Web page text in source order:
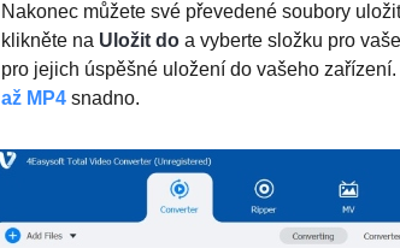
Nakonec můžete své převedené soubory
klikněte na Uložit do a vyberte složku pro
pro jejich úspěšné uložení do vašeho
až MP4 snadno.